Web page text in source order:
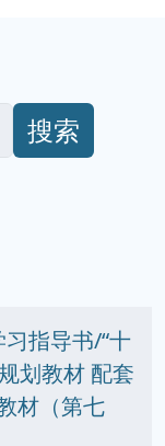
搜索
习指导书/“十
划教材 配套
材（第七